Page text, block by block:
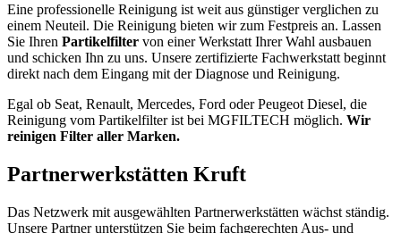
Eine professionelle Reinigung ist weit aus günstiger verglichen zu
einem Neuteil. Die Reinigung bieten wir zum Festpreis an. Lassen
Sie Ihren Partikelfilter von einer Werkstatt Ihrer Wahl ausbauen
und schicken Ihn zu uns. Unsere zertifizierte Fachwerkstatt beginnt
direkt nach dem Eingang mit der Diagnose und Reinigung.
Egal ob Seat, Renault, Mercedes, Ford oder Peugeot Diesel, die
Reinigung vom Partikelfilter ist bei MGFILTECH möglich. Wir
reinigen Filter aller Marken.
Partnerwerkstätten Kruft
Das Netzwerk mit ausgewählten Partnerwerkstätten wächst ständig.
Unsere Partner unterstützen Sie beim fachgerechten Aus- und